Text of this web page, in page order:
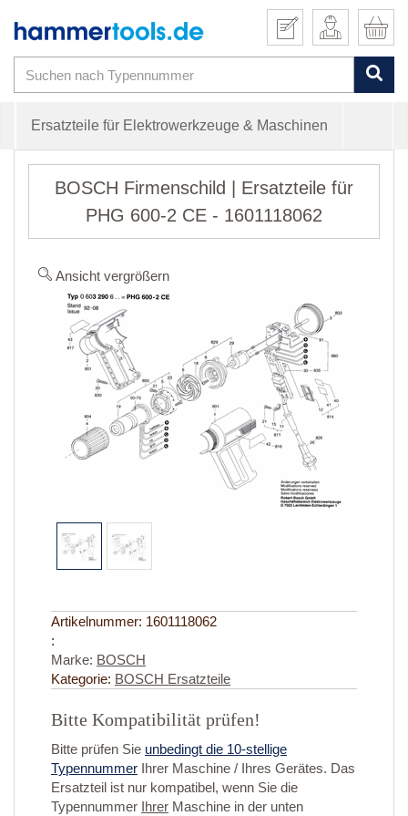
Ersatzteile für Elektrowerkzeuge & Maschinen
BOSCH Firmenschild | Ersatzteile für
PHG 600-2 CE - 1601118062
Ansicht vergrößern
Artikelnummer: 1601118062
:
Marke: BOSCH
Kategorie: BOSCH Ersatzteile
Bitte Kompatibilität prüfen!
Bitte prüfen Sie unbedingt die 10-stellige
Typennummer Ihrer Maschine / Ihres Gerätes. Das
Ersatzteil ist nur kompatibel, wenn Sie die
Typennummer Ihrer Maschine in der unten